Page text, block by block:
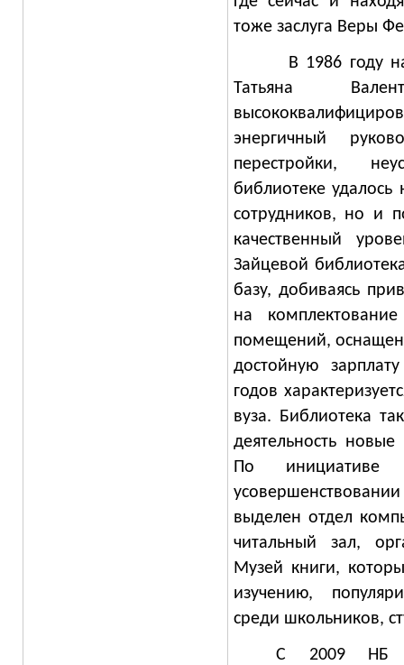
тоже заслуга Веры
В 1986 году
Татьяна
энергичный
перестройки,
библиотеке удалось
сотрудников, но и
качественный
Зайцевой
базу, добиваясь
на
помещений,
достойную
годов
вуза. Библиотека
деятельность
По
выделен отдел
читальный зал,
Музей книги,
изучению,
среди школьников,
С 2009 НБ